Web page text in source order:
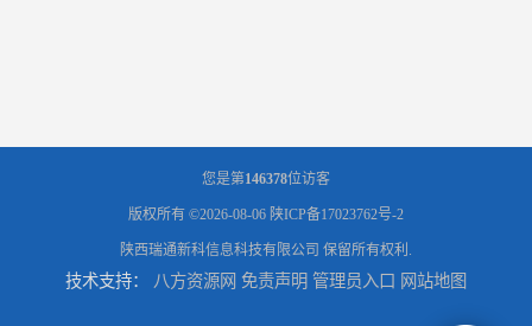
您是第146378位访客
版权所有 ©2026-08-06 陕ICP备17023762号-2
陕西瑞通新科信息科技有限公司 保留所有权利.
技术支持： 八方资源网 免责声明 管理员入口 网站地图